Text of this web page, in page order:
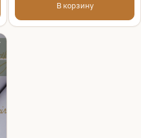
В корзину